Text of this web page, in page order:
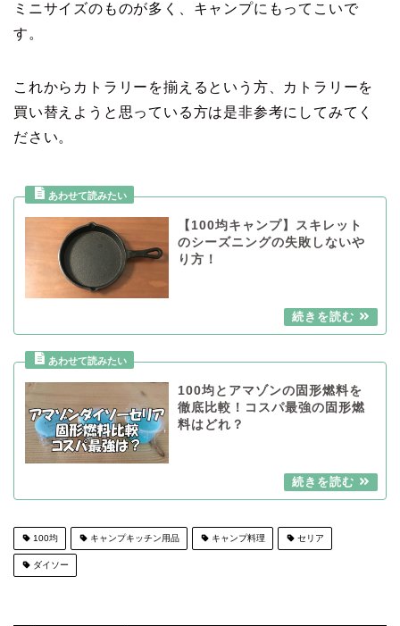
ミニサイズのものが多く、キャンプにもってこいで
す。
これからカトラリーを揃えるという方、カトラリーを
買い替えようと思っている方は是非参考にしてみてく
ださい。
【100均キャンプ】スキレット
のシーズニングの失敗しないや
り方！
100均とアマゾンの固形燃料を
徹底比較！コスパ最強の固形燃
料はどれ？
100均 キャンプキッチン用品 キャンプ料理 セリア
ダイソー